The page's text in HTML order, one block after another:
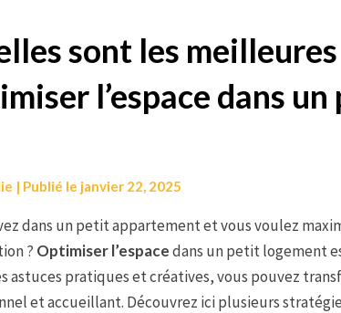
sont les
l’espace dans
| Publié le janvier 22, 2025
dans un petit appartement et vous voulez
? Optimiser l’espacedans un petit logement
astuces pratiques et créatives, vous pouvez
et accueillant. Découvrez ici plusieurs